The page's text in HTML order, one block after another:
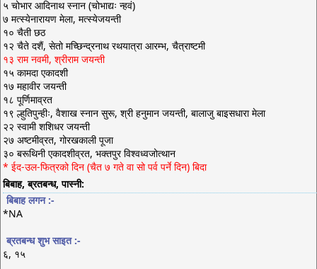
५ चोभार आदिनाथ स्नान (चोभाद्यः न्हवं)
७ मत्स्येनारायण मेला, मत्स्येजयन्ती
१० चैती छठ
१२ चैते दशैं, सेतो मच्छिन्द्रनाथ रथयात्रा आरम्भ, चैत्राष्टमी
१३ राम नवमी, श्रीराम जयन्ती
१५ कामदा एकादशी
१७ महावीर जयन्ती
१८ पूर्णिमाव्रत
१९ ल्हुतिपुन्हीः, वैशाख स्नान सुरू, श्री हनुमान जयन्ती, बालाजु बाइसधारा मेला
२२ स्वामी शशिधर जयन्ती
२७ अष्टमीव्रत, गोरखकाली पूजा
३० बरूथिनी एकादशीव्रत, भक्तपुर विश्वध्वजोत्थान
* ईद-उल-फित्रको दिन (चैत ७ गते वा सो पर्व पर्ने दिन) बिदा
बिबाह, ब्रतबन्ध, पास्नी:
बिबाह लगन :-
*NA
ब्रतबन्ध शुभ साइत :-
६, १५